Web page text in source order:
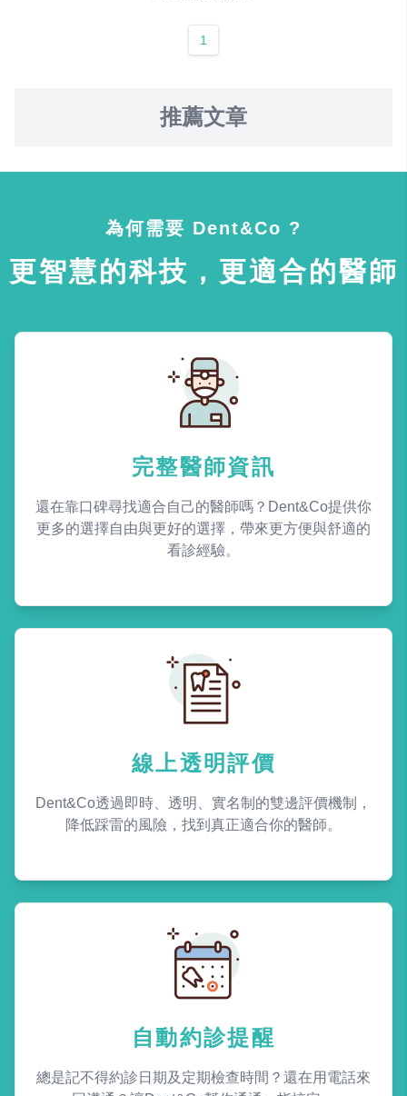
1
推薦文章
為何需要 Dent&Co ?
更智慧的科技，更適合的醫師
完整醫師資訊
還在靠口碑尋找適合自己的醫師嗎？Dent&Co提供你
更多的選擇自由與更好的選擇，帶來更方便與舒適的
看診經驗。
線上透明評價
Dent&Co透過即時、透明、實名制的雙邊評價機制，
降低踩雷的風險，找到真正適合你的醫師。
自動約診提醒
總是記不得約診日期及定期檢查時間？還在用電話來